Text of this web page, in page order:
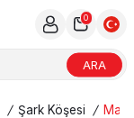
ARA
0
/ Şark Köşesi /